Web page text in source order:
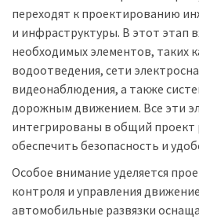
переходят к проектированию
и инфраструктуры. В этот этап
необходимых элементов, таких
водоотведения, сети
видеонаблюдения, а также
дорожным движением. Все эти
интегрированы в общий проект
обеспечить безопасность и
Особое внимание уделяется
контроля и управления
автомобильные развязки